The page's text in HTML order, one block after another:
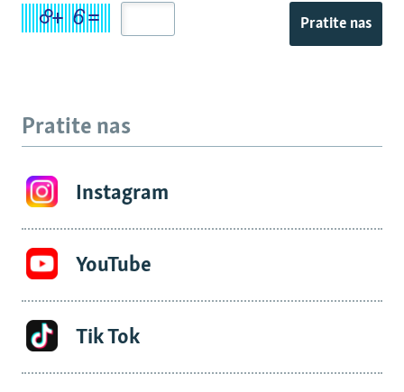
Pratite nas
Pratite nas
Instagram
YouTube
Tik Tok